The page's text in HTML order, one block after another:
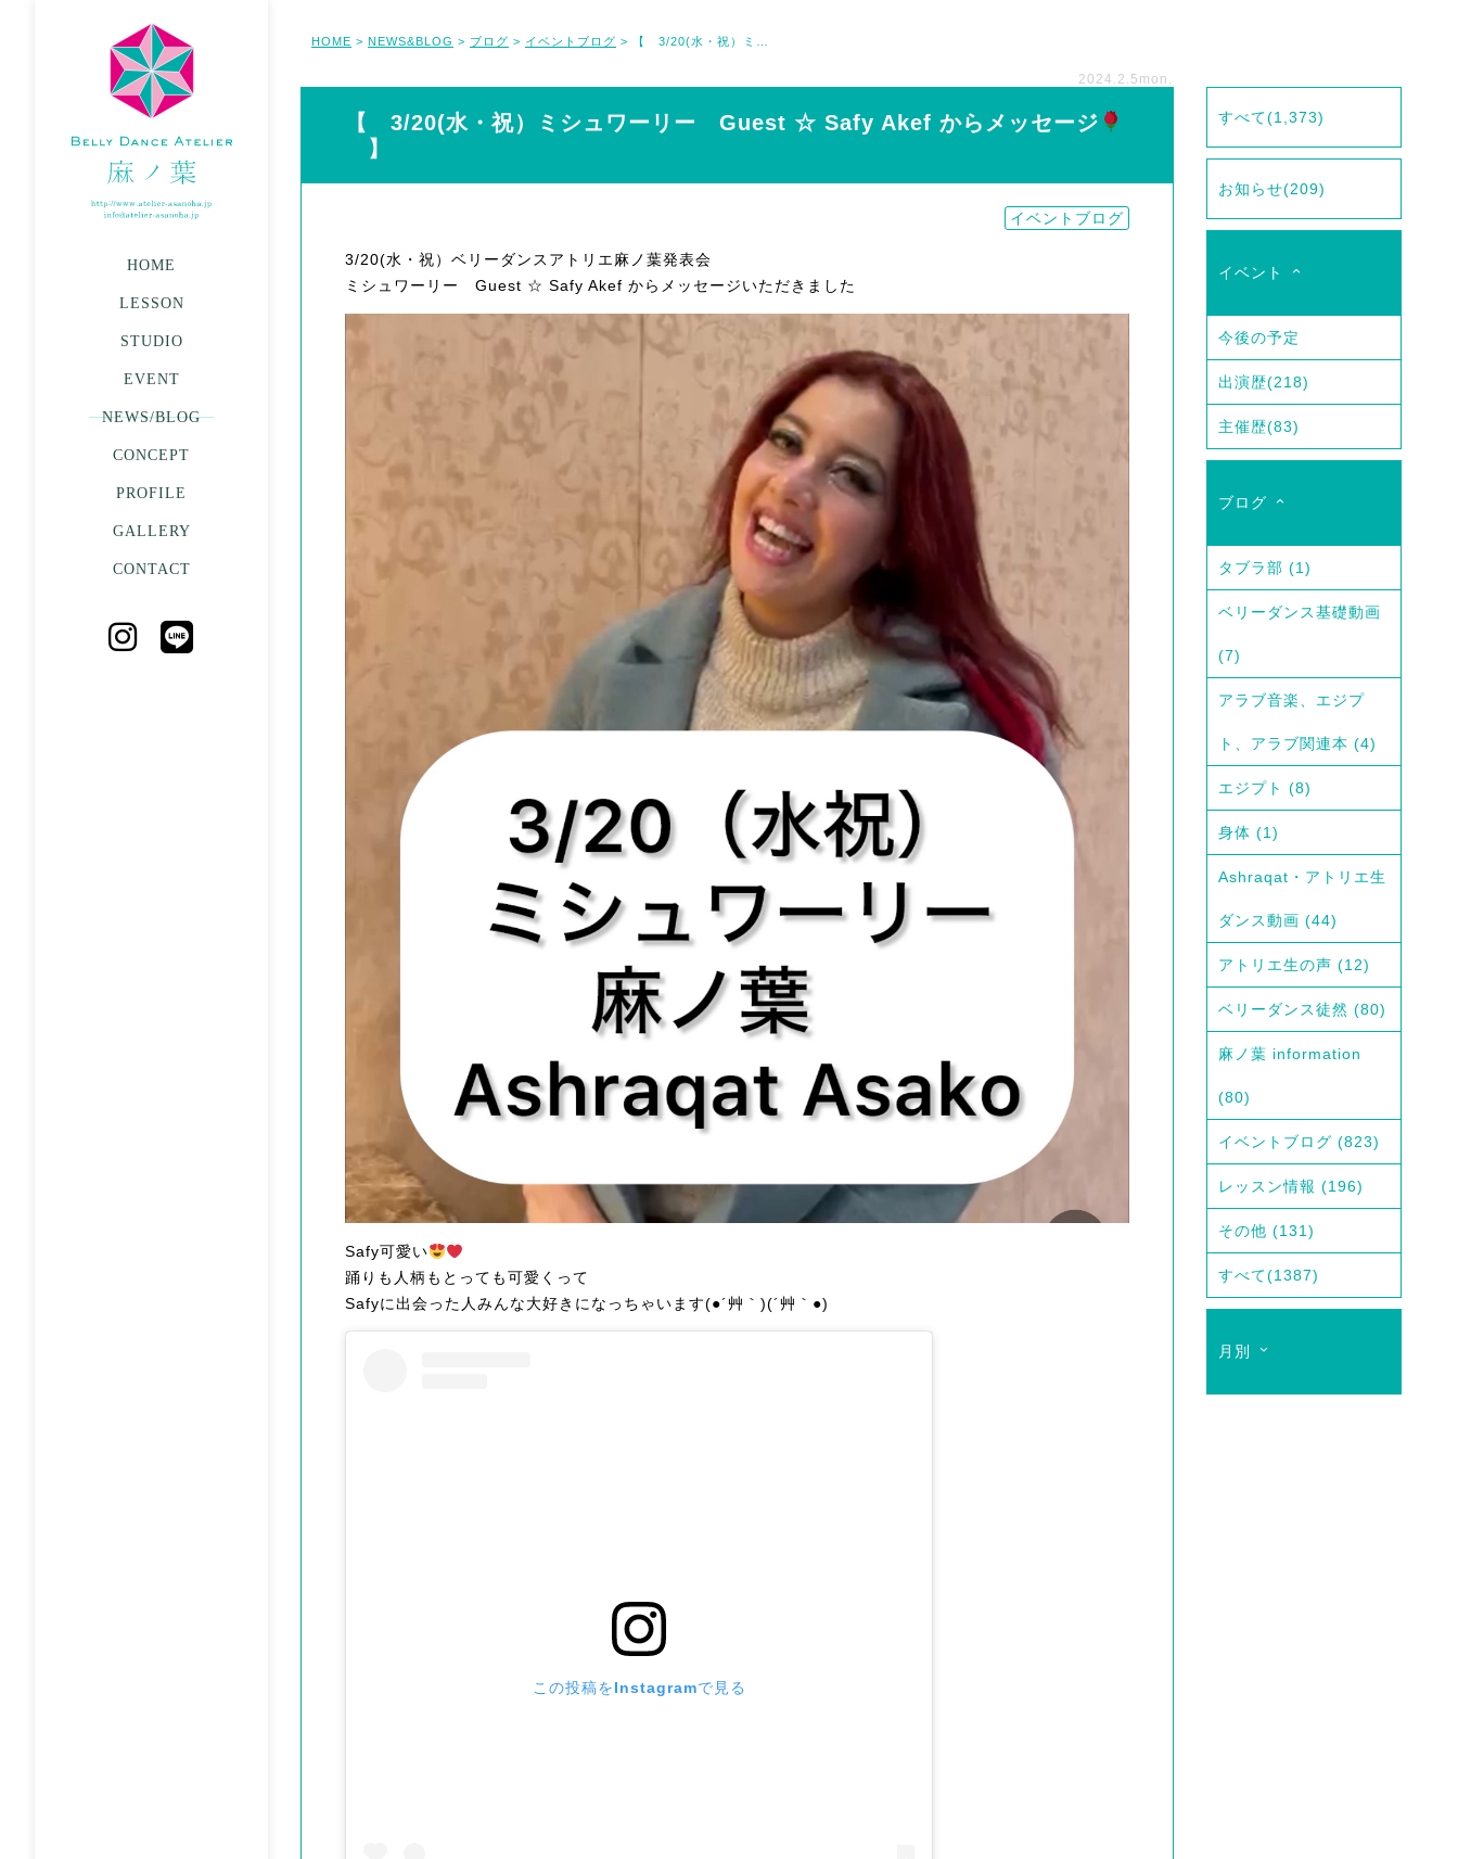
HOME
LESSON
STUDIO
EVENT
NEWS/BLOG
CONCEPT
PROFILE
GALLERY
CONTACT
HOME > NEWS&BLOG > ブログ > イベントブログ >
2024.2.5 mon.
【 3/20(水・祝）ミシュワーリー Guest ☆ Safy Akef からメッセージ
】
イベントブログ
3/20(水・祝）ベリーダンスアトリエ麻ノ葉発表会
ミシュワーリー Guest ☆ Safy Akef からメッセージいただきました
Safy可愛い
踊りも人柄もとっても可愛くって
Safyに出会った人みんな大好きになっちゃいます(●´艸｀)(´艸｀●)
この投稿をInstagramで見る
すべて(1,373)
お知らせ(209)
イベント
今後の予定
出演歴(218)
主催歴(83)
ブログ
タブラ部 (1)
ベリーダンス基礎動画
(7)
アラブ音楽、エジプ
ト、アラブ関連本 (4)
エジプト (8)
身体 (1)
Ashraqat・アトリエ生
ダンス動画 (44)
アトリエ生の声 (12)
ベリーダンス徒然 (80)
麻ノ葉 information
(80)
イベントブログ (823)
レッスン情報 (196)
その他 (131)
すべて(1387)
月別